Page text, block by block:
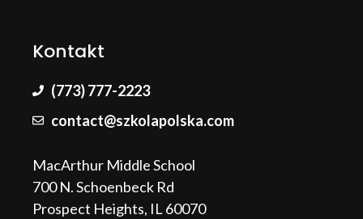
Kontakt
(773) 777-2223
contact@szkolapolska.com
MacArthur Middle School
700 N. Schoenbeck Rd
Prospect Heights, IL 60070